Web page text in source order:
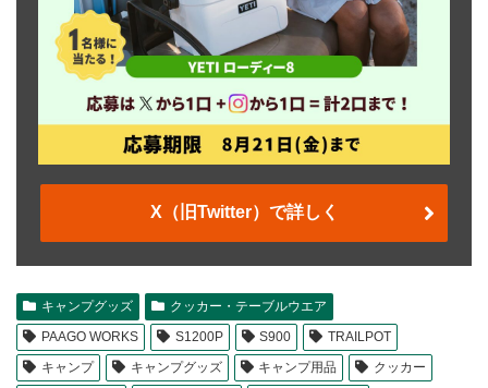
X（旧Twitter）で詳しく
キャンプグッズ
クッカー・テーブルウエア
PAAGO WORKS
S1200P S900
TRAILPOT
キャンプ
キャンプグッズ キャンプ用品
クッカー